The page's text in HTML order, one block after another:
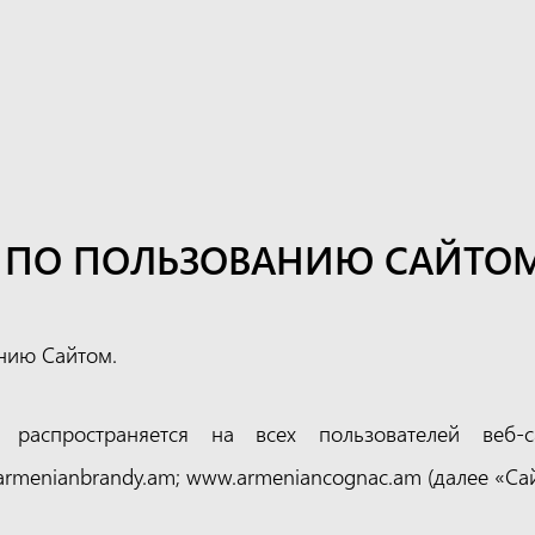
ПО ПОЛЬЗОВАНИЮ
Сайтом.
распространяется на всех пользователей
www.armeniancognac.am (далее